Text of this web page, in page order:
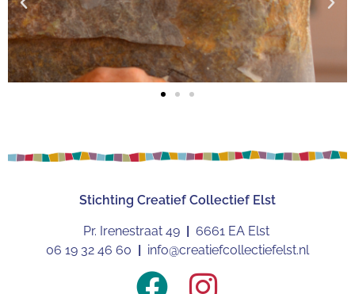
Stichting Creatief Collectief Elst
Pr. Irenestraat 49 | 6661 EA Elst
06 19 32 46 60 | info@creatiefcollectiefelst.nl